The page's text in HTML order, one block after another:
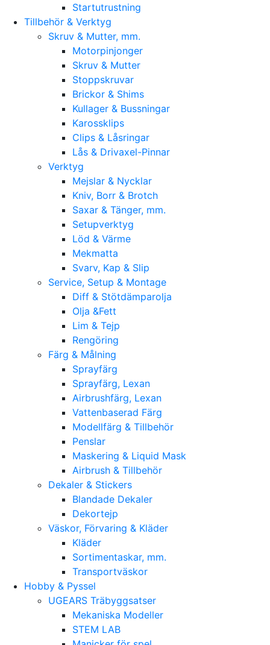
Startutrustning
Tillbehör & Verktyg
Skruv & Mutter, mm.
Motorpinjonger
Skruv & Mutter
Stoppskruvar
Brickor & Shims
Kullager & Bussningar
Karossklips
Clips & Låsringar
Lås & Drivaxel-Pinnar
Verktyg
Mejslar & Nycklar
Kniv, Borr & Brotch
Saxar & Tänger, mm.
Setupverktyg
Löd & Värme
Mekmatta
Svarv, Kap & Slip
Service, Setup & Montage
Diff & Stötdämparolja
Olja &Fett
Lim & Tejp
Rengöring
Färg & Målning
Sprayfärg
Sprayfärg, Lexan
Airbrushfärg, Lexan
Vattenbaserad Färg
Modellfärg & Tillbehör
Penslar
Maskering & Liquid Mask
Airbrush & Tillbehör
Dekaler & Stickers
Blandade Dekaler
Dekortejp
Väskor, Förvaring & Kläder
Kläder
Sortimentaskar, mm.
Transportväskor
Hobby & Pyssel
UGEARS Träbyggsatser
Mekaniska Modeller
STEM LAB